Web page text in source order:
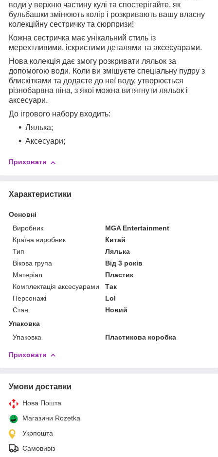
води у верхню частину кулі та спостерігайте, як
бульбашки змінюють колір і розкривають вашу власну
колекційну сестричку та сюрпризи!
Кожна сестричка має унікальний стиль із
мерехтливими, іскристими деталями та аксесуарами.
Нова колекція дає змогу розкривати ляльок за
допомогою води. Коли ви змішуєте спеціальну пудру з
блискітками та додаєте до неї воду, утворюється
різнобарвна піна, з якої можна витягнути ляльок і
аксесуари.
До ігрового набору входить:
Лялька;
Аксесуари;
Приховати
Характеристики
Основні
Виробник
MGA Entertainment
Країна виробник
Китай
Тип
Лялька
Вікова група
Від 3 років
Матеріал
Пластик
Комплектація аксесуарами
Так
Персонажі
Lol
Стан
Новий
Упаковка
Упаковка
Пластикова коробка
Приховати
Умови доставки
Нова Пошта
Магазини Rozetka
Укрпошта
Самовивіз